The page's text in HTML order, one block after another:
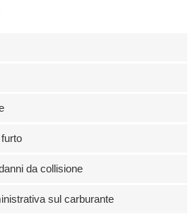
da collisione
sul carburante